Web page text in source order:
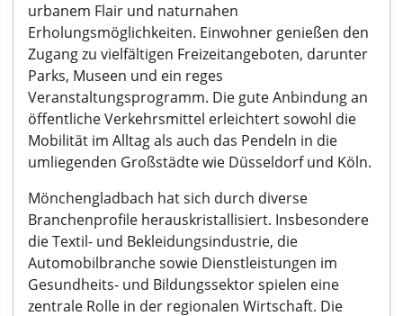
urbanem Flair und naturnahen
Erholungsmöglichkeiten. Einwohner genießen den
Zugang zu vielfältigen Freizeitangeboten, darunter
Parks, Museen und ein reges
Veranstaltungsprogramm. Die gute Anbindung an
öffentliche Verkehrsmittel erleichtert sowohl die
Mobilität im Alltag als auch das Pendeln in die
umliegenden Großstädte wie Düsseldorf und Köln.
Mönchengladbach hat sich durch diverse
Branchenprofile herauskristallisiert. Insbesondere
die Textil- und Bekleidungsindustrie, die
Automobilbranche sowie Dienstleistungen im
Gesundheits- und Bildungssektor spielen eine
zentrale Rolle in der regionalen Wirtschaft. Die